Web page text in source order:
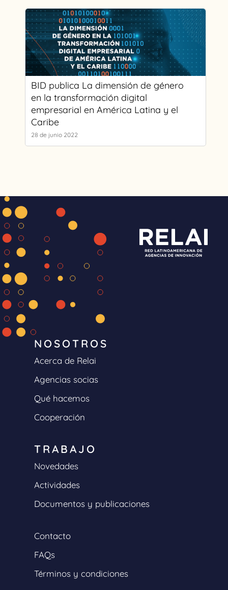
BID publica La dimensión de género
en la transformación digital
empresarial en América Latina y el
Caribe
28 de junio 2022
NOSOTROS
Acerca de Relai
Agencias socias
Qué hacemos
Cooperación
TRABAJO
Novedades
Actividades
Documentos y publicaciones
Contacto
FAQs
Términos y condiciones